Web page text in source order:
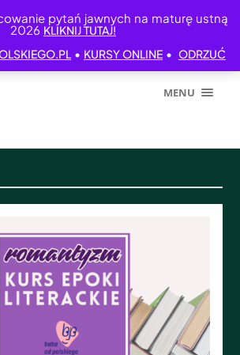
pytań jawnych na maturę ustną
2026 KLIKNIJ TUTAJ!
• KURSY ONLINE • ODRZUĆ
MENU